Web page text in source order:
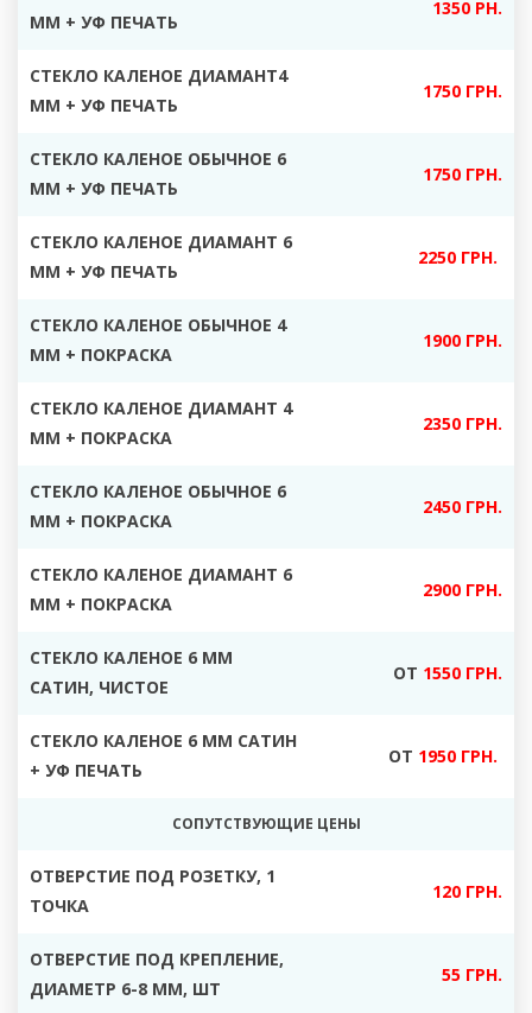
ММ + УФ ПЕЧАТЬ
1350 РН.
СТЕКЛО КАЛЕНОЕ ДИАМАНТ4
ММ + УФ ПЕЧАТЬ
1750 ГРН.
СТЕКЛО КАЛЕНОЕ ОБЫЧНОЕ 6
ММ + УФ ПЕЧАТЬ
1750 ГРН.
СТЕКЛО КАЛЕНОЕ ДИАМАНТ 6
ММ + УФ ПЕЧАТЬ
2250 ГРН.
СТЕКЛО КАЛЕНОЕ ОБЫЧНОЕ 4
ММ + ПОКРАСКА
1900 ГРН.
СТЕКЛО КАЛЕНОЕ ДИАМАНТ 4
ММ + ПОКРАСКА
2350 ГРН.
СТЕКЛО КАЛЕНОЕ ОБЫЧНОЕ 6
ММ + ПОКРАСКА
2450 ГРН.
СТЕКЛО КАЛЕНОЕ ДИАМАНТ 6
ММ + ПОКРАСКА
2900 ГРН.
СТЕКЛО КАЛЕНОЕ 6 ММ
САТИН, ЧИСТОЕ
ОТ 1550 ГРН.
СТЕКЛО КАЛЕНОЕ 6 ММ САТИН
+ УФ ПЕЧАТЬ
ОТ 1950 ГРН.
СОПУТСТВУЮЩИЕ ЦЕНЫ
ОТВЕРСТИЕ ПОД РОЗЕТКУ, 1
ТОЧКА
120 ГРН.
ОТВЕРСТИЕ ПОД КРЕПЛЕНИЕ,
ДИАМЕТР 6-8 ММ, ШТ
55 ГРН.